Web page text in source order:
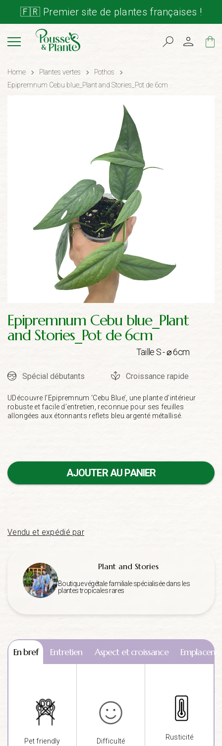
🇫🇷 Premier site de plantes françaises !
Cart
Home Plantes vertes
Pothos
Epipremnum Cebu blue_Plant and Stories_Pot de 6cm
Epipremnum Cebu blue_Plant
and Stories_Pot de 6cm
Taille S - ⌀ 6cm
Spécial débutants Croissance rapide
UDécouvre l’Epipremnum ‘Cebu Blue’, une plante d’intérieur
robuste et facile d’entretien, reconnue pour ses feuilles
allongées aux étonnants reflets bleu argenté métallisé.
AJOUTER AU PANIER
Vendu et expédié par
Plant and Stories
Boutique végétale familiale spécialisée dans les
plantes tropicales rares
En bref Entretien Aspect et croissance
Pet friendly Difficulté
Rusticité